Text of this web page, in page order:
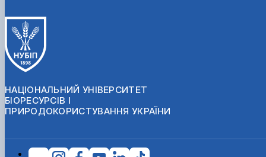
НАЦІОНАЛЬНИЙ УНІВЕРСИТЕТ
БІОРЕСУРСІВ І
ПРИРОДОКОРИСТУВАННЯ УКРАЇНИ